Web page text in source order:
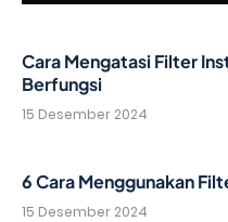
Cara Mengatasi Filter
Berfungsi
15 Desember 2024
6 Cara Menggunakan
15 Desember 2024